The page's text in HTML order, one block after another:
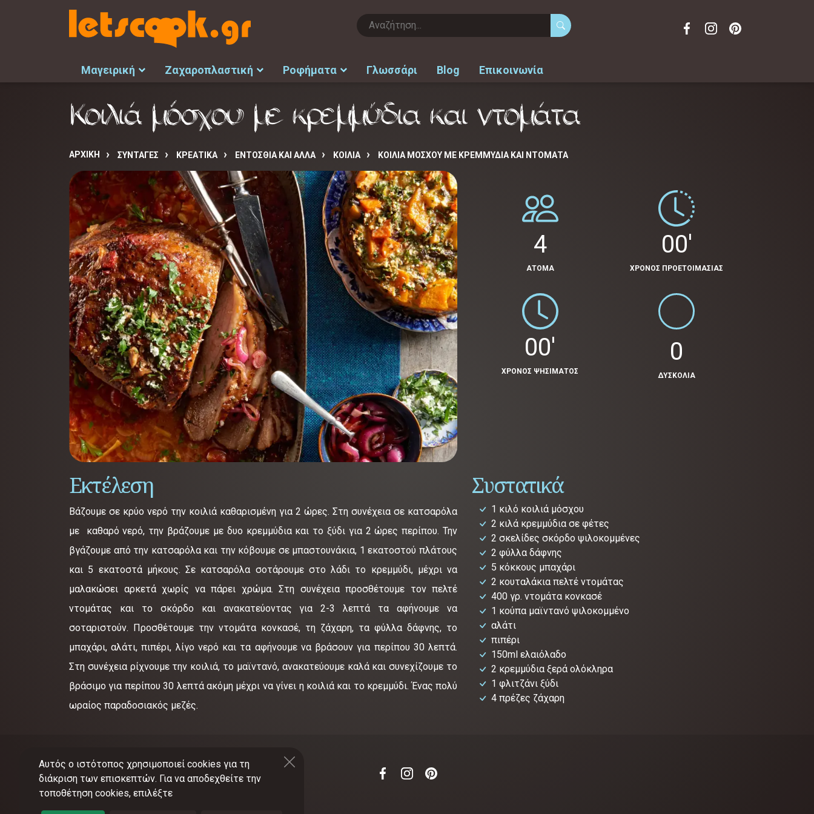
Μαγειρική Ζαχαροπλαστική Ροφήματα Γλωσσάρι Blog Επικοινωνία
Κοιλιά μόσχου με κρεμμύδια και ντομάτα
ΑΡΧΙΚΉ ΣΥΝΤΑΓΈΣ ΚΡΕΑΤΙΚΑ ΕΝΤΟΣΘΙΑ ΚΑΙ ΑΛΛΑ ΚΟΙΛΙΑ ΚΟΙΛΙΆ ΜΌΣΧΟΥ ΜΕ ΚΡΕΜΜΎΔΙΑ ΚΑΙ ΝΤΟΜΆΤΑ
4
ΑΤΟΜΑ
00'
ΧΡΟΝΟΣ ΠΡΟΕΤΟΙΜΑΣΙΑΣ
00'
ΧΡΟΝΟΣ ΨΗΣΙΜΑΤΟΣ
0
ΔΥΣΚΟΛΙΑ
Συστατικά
1 κιλό κοιλιά μόσχου
2 κιλά κρεμμύδια σε φέτες
2 σκελίδες σκόρδο ψιλοκομμένες
2 φύλλα δάφνης
5 κόκκους μπαχάρι
2 κουταλάκια πελτέ ντομάτας
400 γρ. ντομάτα κονκασέ
1 κούπα μαϊντανό ψιλοκομμένο
αλάτι
πιπέρι
150ml ελαιόλαδο
2 κρεμμύδια ξερά ολόκληρα
1 φλιτζάνι ξύδι
4 πρέζες ζάχαρη
Εκτέλεση
Βάζουμε σε κρύο νερό την κοιλιά καθαρισμένη για 2 ώρες. Στη συνέχεια σε κατσαρόλα
με καθαρό νερό, την βράζουμε με δυο κρεμμύδια και το ξύδι για 2 ώρες περίπου. Την
βγάζουμε από την κατσαρόλα και την κόβουμε σε μπαστουνάκια, 1 εκατοστού πλάτους
και 5 εκατοστά μήκους. Σε κατσαρόλα σοτάρουμε στο λάδι το κρεμμύδι, μέχρι να
μαλακώσει αρκετά χωρίς να πάρει χρώμα. Στη συνέχεια προσθέτουμε τον πελτέ
ντομάτας και το σκόρδο και ανακατεύοντας για 2-3 λεπτά τα αφήνουμε να
σοταριστούν. Προσθέτουμε την ντομάτα κονκασέ, τη ζάχαρη, τα φύλλα δάφνης, το
μπαχάρι, αλάτι, πιπέρι, λίγο νερό και τα αφήνουμε να βράσουν για περίπου 30 λεπτά.
Στη συνέχεια ρίχνουμε την κοιλιά, το μαϊντανό, ανακατεύουμε καλά και συνεχίζουμε το
βράσιμο για περίπου 30 λεπτά ακόμη μέχρι να γίνει η κοιλιά και το κρεμμύδι. Ένας πολύ
ωραίος παραδοσιακός μεζές.
Αυτός ο ιστότοπος χρησιμοποιεί cookies για τη
διάκριση των επισκεπτών. Για να αποδεχθείτε την
τοποθέτηση cookies, επιλέξτε